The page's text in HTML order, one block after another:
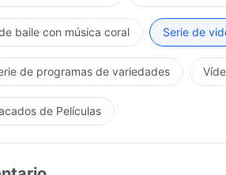
se atreve a levantarse y resistirse?
tierra Dios trae ardor, trae ira,
baile con música coral Serie de
de programas de variedades
de Películas